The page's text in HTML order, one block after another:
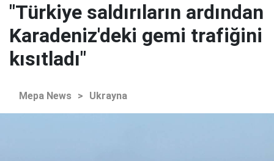
"Türkiye saldırıların ardından
Karadeniz'deki gemi trafiğini
kısıtladı"
Mepa News > Ukrayna